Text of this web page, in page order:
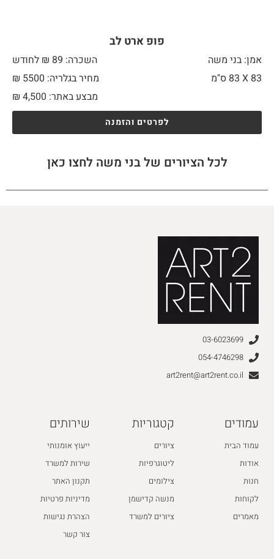
פופ ארט לב
אמן: בני משה
השכרה: 89 ₪ לחודש
83 X
מחיר בגלריה: 5500 ₪
מבצע באתר:
₪ 4,500
לפרטים והזמנה
לכל הציורים של בני משה לחצו כאן
03-6023699
054-4746298
art2rent@art2rent.co.il
עמודים
עמוד הבית
אודות
חנות
לקוחות
מאמרים
קטגוריות
ציורים
ליטוגרפיות
צילומים
מנשה קדישמן
ציורים למשרד
שירותים
ייעוץ אומנותי
שירות למשרד
תקנון האתר
מדיניות פרטיות
הצהרת נגישות
צור קשר